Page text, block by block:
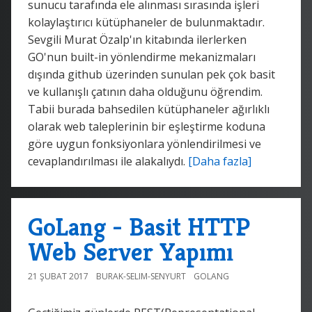
sunucu tarafında ele alınması sırasında işleri
kolaylaştırıcı kütüphaneler de bulunmaktadır.
Sevgili Murat Özalp'ın kitabında ilerlerken
GO'nun built-in yönlendirme mekanizmaları
dışında github üzerinden sunulan pek çok basit
ve kullanışlı çatının daha olduğunu öğrendim.
Tabii burada bahsedilen kütüphaneler ağırlıklı
olarak web taleplerinin bir eşleştirme koduna
göre uygun fonksiyonlara yönlendirilmesi ve
cevaplandırılması ile alakalıydı. [Daha fazla]
GoLang - Basit HTTP
Web Server Yapımı
21 ŞUBAT 2017 BURAK-SELIM-SENYURT GOLANG